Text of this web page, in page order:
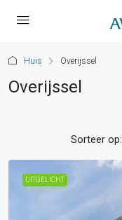
Huis Overijssel
Overijssel
Sorteer op:
UITGELICHT